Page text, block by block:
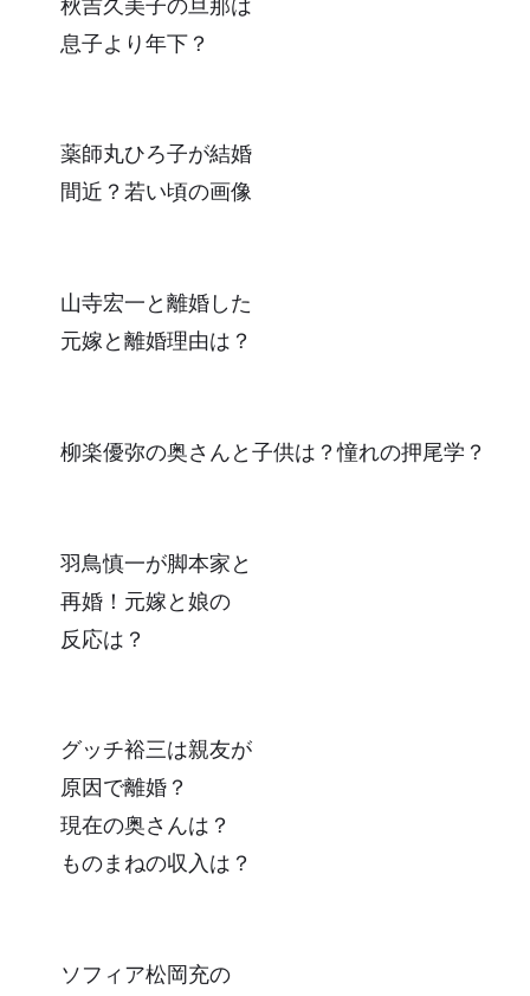
息子より年下？
薬師丸ひろ子が結婚
間近？若い頃の画像
山寺宏一と離婚した
元嫁と離婚理由は？
柳楽優弥の奥さんと子供は？憧れの押尾学？
羽鳥慎一が脚本家と
再婚！元嫁と娘の
反応は？
グッチ裕三は親友が
原因で離婚？
現在の奥さんは？
ものまねの収入は？
ソフィア松岡充の